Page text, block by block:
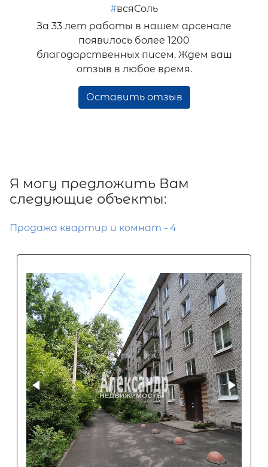
#всяСоль
За 33 лет работы в нашем арсенале
появилось более 1200
благодарственных писем. Ждем ваш
отзыв в любое время.
Оставить отзыв
Я могу предложить Вам
следующие объекты:
Продажа квартир и комнат - 4